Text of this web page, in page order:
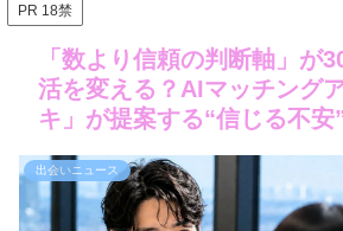
PR 18禁
「数より信頼の判断軸」が
活を変える？AIマッチング
キ」が提案する“信じる不安
出会いニュース